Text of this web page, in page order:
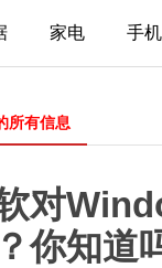
家电 手机
所有信息
对
你知道